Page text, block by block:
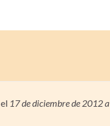
el 17 de diciembre de 2012a